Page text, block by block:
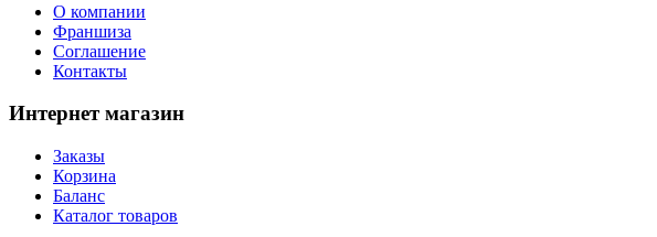
О компании
Франшиза
Соглашение
Контакты
Интернет магазин
Заказы
Корзина
Баланс
Каталог товаров